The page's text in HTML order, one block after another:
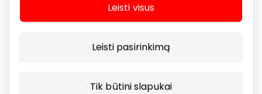
Leisti visus
Leisti pasirinkimą
Tik būtini slapukai